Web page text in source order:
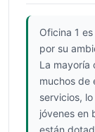
Oficina 1
por su
La mayoría
muchos de
servicios,
jóvenes en
están